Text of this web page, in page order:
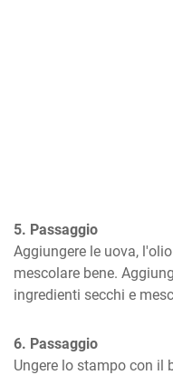
5. Passaggio
Aggiungere le uova,
mescolare bene.
ingredienti secchi e
6. Passaggio
Ungere lo stampo con il